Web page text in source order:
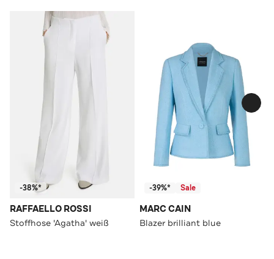
-38%*
RAFFAELLO ROSSI
Stoffhose 'Agatha' weiß
-39%* Sale
MARC CAIN
Blazer brilliant blue